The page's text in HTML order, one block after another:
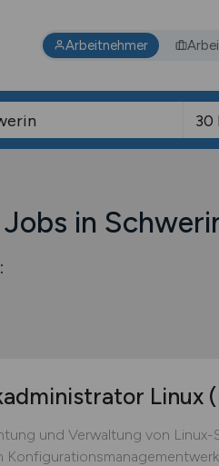
Arbeitnehmer
in
Linux
und Verwaltung von Linux-